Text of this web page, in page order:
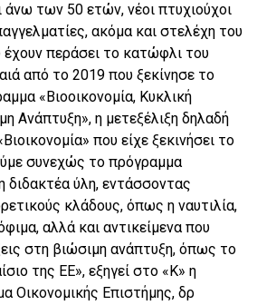
των 50 ετών, νέοι πτυχιούχοι
ακόμα και στελέχη του
έχουν περάσει το κατώφλι του
από το 2019 που ξεκίνησε το
«Βιοοικονομία, Κυκλική
Ανάπτυξη», η μετεξέλιξη δηλαδή
που είχε ξεκινήσει το
συνεχώς το πρόγραμμα
διδακτέα ύλη, εντάσσοντας
κλάδους, όπως η ναυτιλία,
αλλά και αντικείμενα που
στη βιώσιμη ανάπτυξη, όπως το
της ΕΕ», εξηγεί στο «Κ» η
Οικονομικής Επιστήμης, δρ